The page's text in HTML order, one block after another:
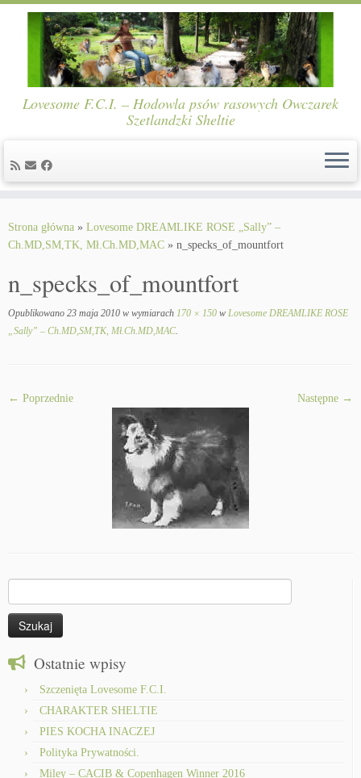
content
Lovesome F.C.I. – Hodowla psów rasowych Owczarek
Szetlandzki Sheltie
Strona główna » Lovesome DREAMLIKE ROSE „Sally” –
Ch.MD,SM,TK, Mł.Ch.MD,MAC » n_specks_of_mountfort
n_specks_of_mountfort
Opublikowano 23 maja 2010 w wymiarach 170 × 150 w Lovesome DREAMLIKE ROSE
„Sally” – Ch.MD,SM,TK, Mł.Ch.MD,MAC.
← Poprzednie Następne →
Ostatnie wpisy
Szczenięta Lovesome F.C.I.
CHARAKTER SHELTIE
PIES KOCHA INACZEJ
Polityka Prywatności.
Miley – CACIB & Copenhagen Winner 2016